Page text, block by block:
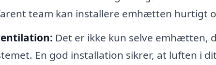
team kan installere emhætten hurtigt
Det er ikke kun selve emhætten,
En god installation sikrer, at luften i